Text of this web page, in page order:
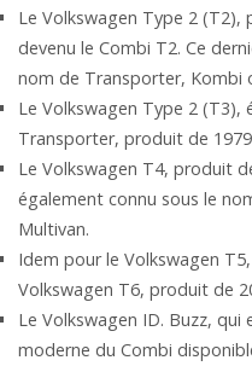
Le Volkswagen Type 2
devenu le Combi T2. Ce
nom de Transporter, Kombi
Le Volkswagen Type 2 (T3),
Transporter, produit de
Le Volkswagen T4, produit
également connu sous le
Multivan.
Idem pour le Volkswagen
Volkswagen T6, produit de
Le Volkswagen ID. Buzz, qui
moderne du Combi